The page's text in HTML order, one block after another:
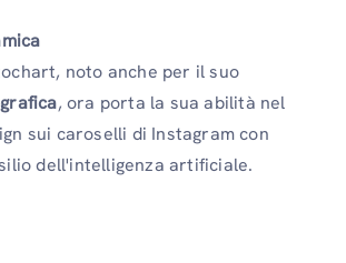
noto anche per il suo
, ora porta la sua abilità nel
sui caroselli di Instagram con
dell'intelligenza artificiale.